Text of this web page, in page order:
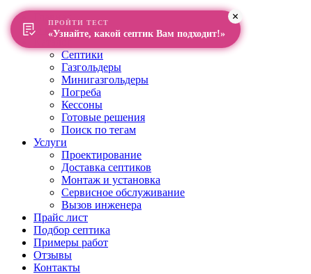
Главная
О компании
Септики
Газгольдеры
Минигазгольдеры
Погреба
Кессоны
Готовые решения
Поиск по тегам
Услуги
Проектирование
Доставка септиков
Монтаж и установка
Сервисное обслуживание
Вызов инженера
Прайс лист
Подбор септика
Примеры работ
Отзывы
Контакты
ПРОЙТИ ТЕСТ
«Узнайте, какой септик Вам подходит!»